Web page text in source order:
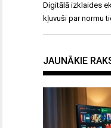
Digitālā izklaides
kļuvuši par normu
JAUNĀKIE